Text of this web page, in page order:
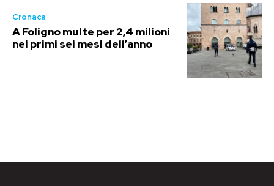
Cronaca
A Foligno multe per 2,4 milioni
nei primi sei mesi dell’anno